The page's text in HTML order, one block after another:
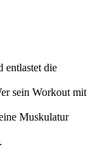
entlastet die
sein Workout mit
Muskulatur